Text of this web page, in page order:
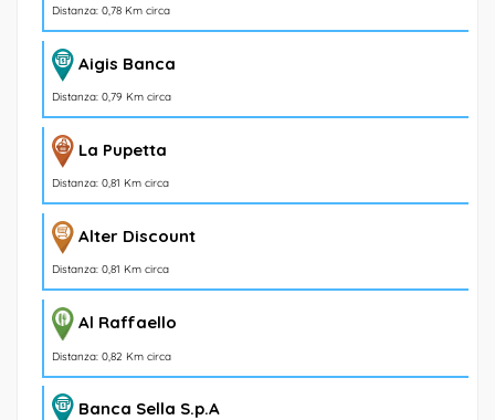
Distanza: 0,78 Km circa
Aigis Banca
Distanza: 0,79 Km circa
La Pupetta
Distanza: 0,81 Km circa
Alter Discount
Distanza: 0,81 Km circa
Al Raffaello
Distanza: 0,82 Km circa
Banca Sella S.p.A